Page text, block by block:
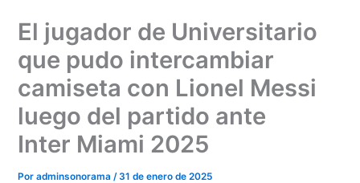
contenido
El jugador de Universitario
que pudo intercambiar
camiseta con Lionel Messi
luego del partido ante
Inter Miami 2025
Poradminsonorama/31 de enero de 2025